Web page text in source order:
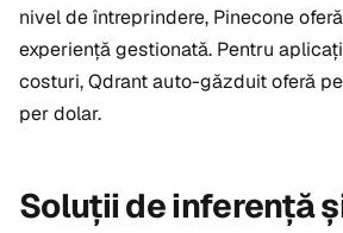
nivel de întreprindere, Pinecone
experiență gestionată. Pentru
costuri, Qdrant auto-găzduit oferă
per dolar.
Soluții de inferență